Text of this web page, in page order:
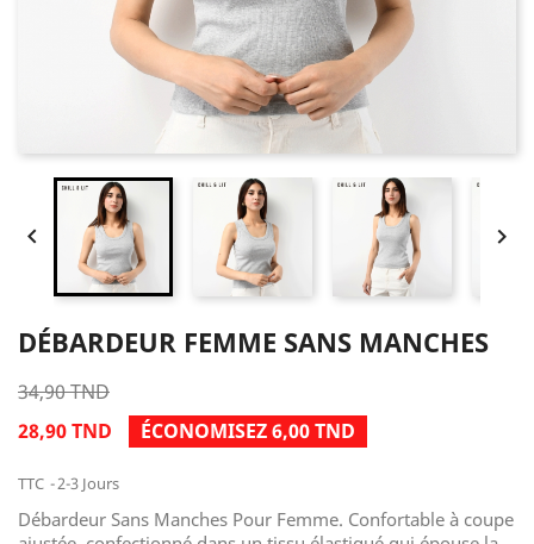
 
DÉBARDEUR FEMME SANS MANCHES
34,90 TND
28,90 TND
ÉCONOMISEZ 6,00 TND
TTC 2-3 Jours
Débardeur Sans Manches Pour Femme. Confortable à coupe